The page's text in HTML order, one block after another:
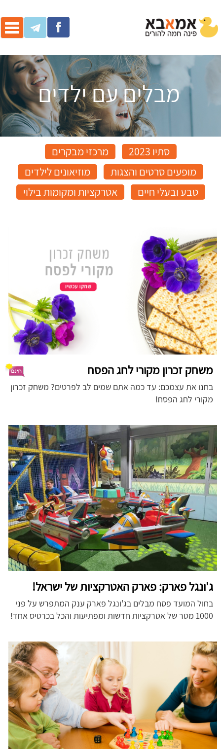
מבלים עם ילדים
סתיו 2023
מרכזי מבקרים
מופעים סרטים והצגות
מוזיאונים לילדים
טבע ובעלי חיים
אטרקציות ומקומות בילוי
משחק זכרון מקורי לחג הפסח
בחנו את עצמכם: עד כמה אתם שמים לב לפרטים? משחק זכרון
מקורי לחג הפסח!
ג'ונגל פארק: פארק האטרקציות של ישראל!
בחול המועד פסח מבלים בג'ונגל פארק ענק המתפרש על פני
1000 מטר של אטרקציות חדשות ומפתיעות והכל בכרטיס אחד!